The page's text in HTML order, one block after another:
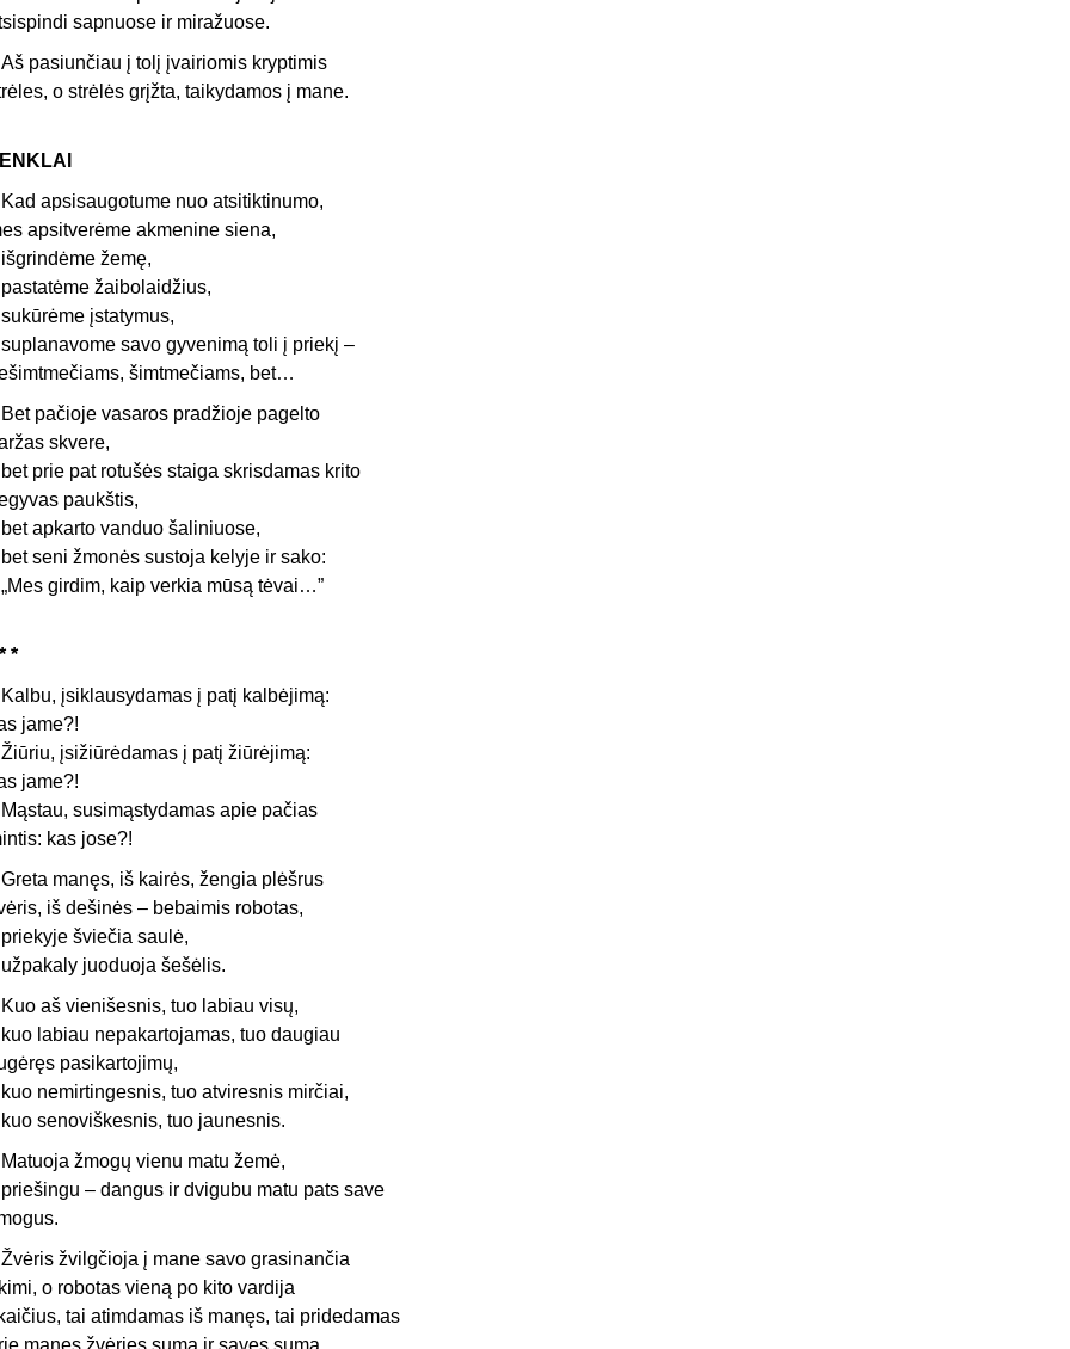
sapnuose ir miražuose.
pasiunčiau į tolį įvairiomis kryptimis
o strėlės grįžta, taikydamos į mane.
apsisaugotume nuo atsitiktinumo,
apsitverėme akmenine siena,
žemę,
žaibolaidžius,
įstatymus,
savo gyvenimą toli į priekį –
šimtmečiams, bet…
pačioje vasaros pradžioje pagelto
skvere,
prie pat rotušės staiga skrisdamas krito
paukštis,
apkarto vanduo šaliniuose,
seni žmonės sustoja kelyje ir sako:
girdim, kaip verkia mūsą tėvai…”
*
įsiklausydamas į patį kalbė­jimą:
jame?!
įsižiūrėdamas į patį žiūrė­jimą:
jame?!
susimąstydamas apie pačias
kas jose?!
manęs, iš kairės, žengia plėšrus
iš dešinės – bebaimis robotas,
šviečia saulė,
juoduoja šešėlis.
aš vienišesnis, tuo labiau visų,
labiau nepakartojamas, tuo dau­giau
pasikartojimų,
nemirtingesnis, tuo atviresnis mirčiai,
senoviškesnis, tuo jaunesnis.
žmogų vienu matu žemė,
– dangus ir dvigubu matu pats save
žvilgčioja į mane savo grasi­nančia
o robotas vieną po kito var­dija
tai atimdamas iš manęs, tai pride­damas
manęs žvėries sumą ir savęs sumą…